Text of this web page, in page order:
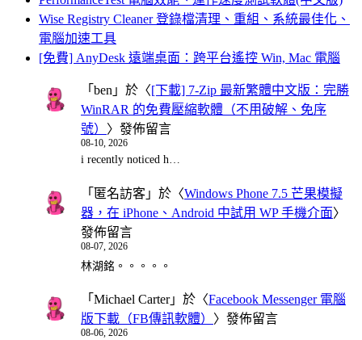
Wise Registry Cleaner 登錄檔清理、重組、系統最佳化、
電腦加速工具
[免費] AnyDesk 遠端桌面：跨平台遙控 Win, Mac 電腦
「 ben 」於〈[下載] 7-Zip 最新繁體中文版：完勝
WinRAR 的免費壓縮軟體（不用破解、免序
號） 〉發佈留言
08-10, 2026
i recently noticed h…
「 匿名訪客 」於〈Windows Phone 7.5 芒果模擬
器，在 iPhone、Android 中試用 WP 手機介面〉
發佈留言
08-07, 2026
林湖銘。。。。。
「 Michael Carter」於〈Facebook Messenger 電腦
版下載（FB傳訊軟體） 〉發佈留言
08-06, 2026